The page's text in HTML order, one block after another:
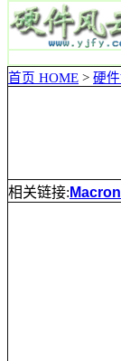
首页 HOME > 硬
相关链接: